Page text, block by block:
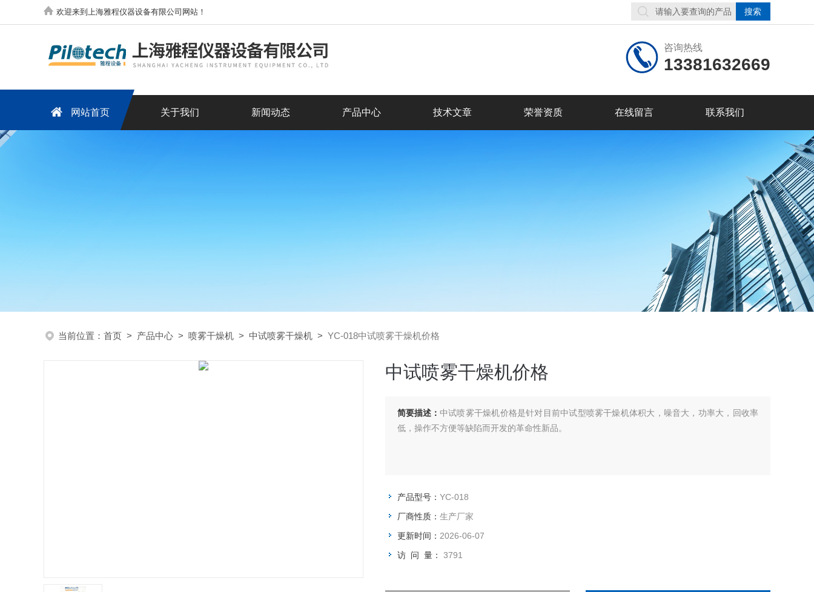
欢迎来到上海雅程仪器设备有限公司网站！
咨询热线
13381632669
网站首页 关于我们 新闻动态 产品中心 技术文章 荣誉资质 在线留言 联系我们
当前位置： 首页 > 产品中心 > 喷雾干燥机 > 中试喷雾干燥机 > YC-018中试喷雾干燥机价格
中试喷雾干燥机价格
简要描述： 中试喷雾干燥机价格是针对目前中试型喷雾干燥机体积大，噪音大，功率大，回收率
低，操作不方便等缺陷而开发的革命性新品。
产品型号： YC-018
厂商性质： 生产厂家
更新时间： 2026-06-07
访 问 量： 3791